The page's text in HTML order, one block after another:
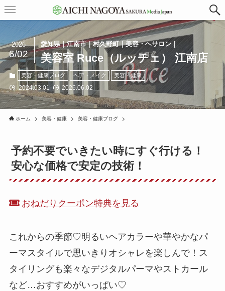
愛知県｜江南市｜村久野町｜美容・ヘサロン｜
美容室 Ruce（ルッチェ） 江南店
2026
6/02
美容・健康ブログ ヘア・メイク 美容・健康
2024.03.01 2026.06.02
ホーム 美容・健康 美容・健康ブログ
予約不要でいきたい時にすぐ行ける！
安心な価格で安定の技術！
おねだりクーポン特典を見る
これからの季節♡明るいヘアカラーや華やかなパ
ーマスタイルで思いきりオシャレを楽しんで！ス
タイリングも楽々なデジタルパーマやストカール
など…おすすめがいっぱい♡